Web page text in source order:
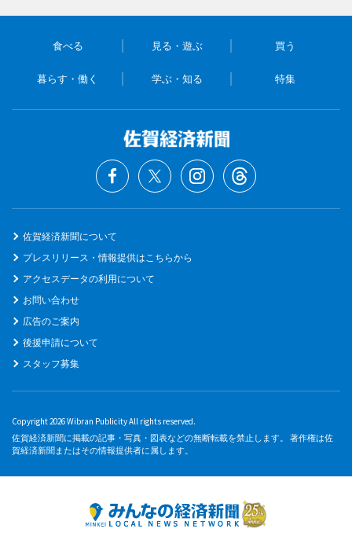
食べる 見る・遊ぶ 買う
暮らす・働く 学ぶ・知る 特集
佐賀経済新聞について
プレスリリース・情報提供はこちらから
アクセスデータの利用について
お問い合わせ
広告のご案内
後援申請について
スタッフ募集
Copyright 2026 Wibran Publicity All rights reserved.
佐賀経済新聞に掲載の記事・写真・図表などの無断転載を禁止します。 著作権は佐
賀経済新聞またはその情報提供者に属します。